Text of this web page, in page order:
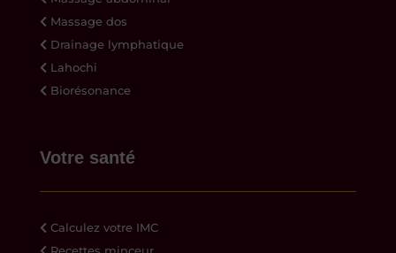
Massage dos
Drainage lymphatique
Lahochi
Biorésonance
Votre santé
Calculez votre IMC
Recettes minceur